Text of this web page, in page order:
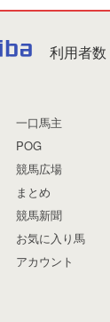
利用者数
一口馬主
POG
競馬広場
まとめ
競馬新聞
お気に入り馬
アカウント